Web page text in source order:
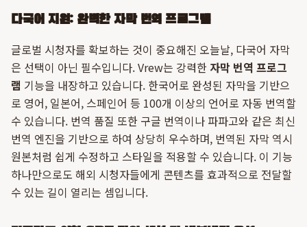
다국어 지원: 완벽한 자막 번역 프로그램
글로벌 시청자를 확보하는 것이 중요해진 오늘날, 다국어 자막
은 선택이 아닌 필수입니다. Vrew는 강력한 자막 번역 프로그
램 기능을 내장하고 있습니다. 한국어로 완성된 자막을 기반으
로 영어, 일본어, 스페인어 등 100개 이상의 언어로 자동 번역할
수 있습니다. 번역 품질 또한 구글 번역이나 파파고와 같은 최신
번역 엔진을 기반으로 하여 상당히 우수하며, 번역된 자막 역시
원본처럼 쉽게 수정하고 스타일을 적용할 수 있습니다. 이 기능
하나만으로도 해외 시청자들에게 콘텐츠를 효과적으로 전달할
수 있는 길이 열리는 셈입니다.